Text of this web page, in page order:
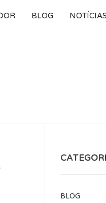
BLOG NOTÍ­CIAS
BLOG